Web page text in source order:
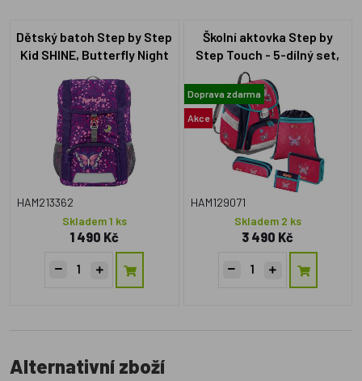
Dětský batoh Step by Step
Kid SHINE, Butterfly Night
HAM213362
Skladem 1 ks
1 490 Kč
Školní aktovka Step by
Step Touch - 5-dílný set,
Motýl, certifikát AGR
Doprava zdarma
Akce
HAM129071
Skladem 2 ks
3 490 Kč
Alternativní zboží